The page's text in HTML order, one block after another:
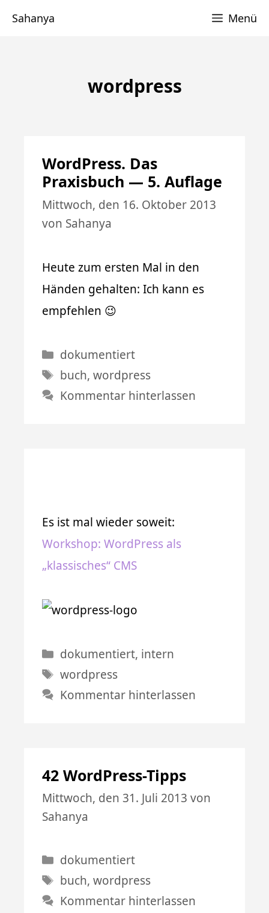
Sahanya Menü
wordpress
WordPress. Das
Praxisbuch — 5. Auflage
Mittwoch, den 16. Oktober 2013
von Sahanya
Heute zum ersten Mal in den
Händen gehalten: Ich kann es
empfehlen 😉
Kategorien
dokumentiert
Schlagwörter
buch,wordpress
Kommentar hinterlassen
Es ist mal wieder soweit:
Workshop: WordPress als
„klassisches“ CMS
Kategorien
dokumentiert, intern
Schlagwörter
wordpress
Kommentar hinterlassen
42 WordPress-Tipps
Mittwoch, den 31. Juli 2013 von
Sahanya
Kategorien
dokumentiert
Schlagwörter
buch,wordpress
Kommentar hinterlassen